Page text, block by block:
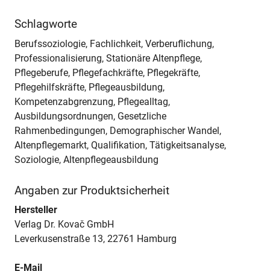
Schlagworte
Berufssoziologie, Fachlichkeit, Verberuflichung,
Professionalisierung, Stationäre Altenpflege,
Pflegeberufe, Pflegefachkräfte, Pflegekräfte,
Pflegehilfskräfte, Pflegeausbildung,
Kompetenzabgrenzung, Pflegealltag,
Ausbildungsordnungen, Gesetzliche
Rahmenbedingungen, Demographischer Wandel,
Altenpflegemarkt, Qualifikation, Tätigkeitsanalyse,
Soziologie, Altenpflegeausbildung
Angaben zur Produktsicherheit
Hersteller
Verlag Dr. Kovač GmbH
Leverkusenstraße 13, 22761 Hamburg
E-Mail